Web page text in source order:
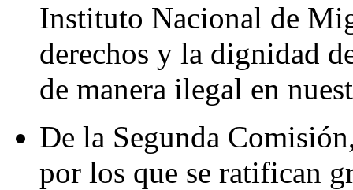
Instituto Nacional de
derechos y la dignidad
de manera ilegal en
De la Segunda
por los que se ratifican